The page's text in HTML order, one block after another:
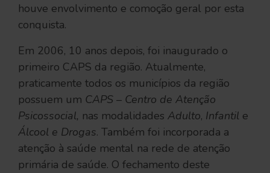
houve envolvimento e comoção geral por esta
conquista.
Em 2006, 10 anos depois, foi inaugurado o
primeiro CAPS da região. Atualmente,
praticamente todos os municípios da região
possuem um CAPS – Centro de Atenção
Psicossocial, nas modalidades Adulto, Infantil e
Álcool e Drogas. Também foi incorporada a
atenção à saúde mental na rede de atenção
primária de saúde. O fechamento deste